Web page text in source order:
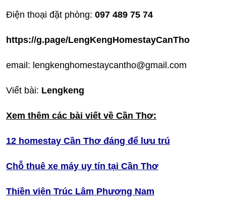
Điện thoại đặt phòng: 097 489 75 74
https://g.page/LengKengHomestayCanTho
email: lengkenghomestaycantho@gmail.com
Viết bài: Lengkeng
Xem thêm các bài viết về Cần Thơ:
12 homestay Cần Thơ đáng để lưu trú
Chỗ thuê xe máy uy tín tại Cần Thơ
Thiền viện Trúc Lâm Phương Nam